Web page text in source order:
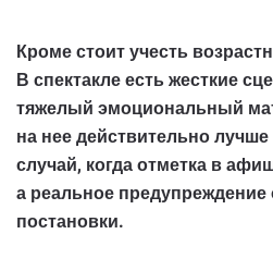
Кроме стоит учесть
В спектакле есть жесткие
тяжелый эмоциональный
на нее действительно лучше
случай, когда отметка в
а реальное предупреждение
постановки.